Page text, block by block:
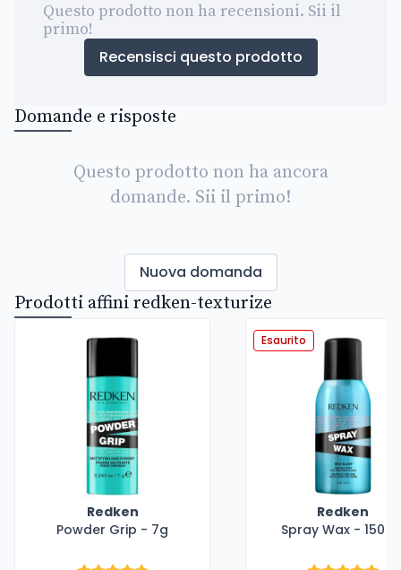
Questo prodotto non ha recensioni. Sii il
primo!
Recensisci questo prodotto
Domande e risposte
Questo prodotto non ha ancora
domande. Sii il primo!
Nuova domanda
Prodotti affini redken-texturize
Redken
Powder Grip - 7g
Esaurito
Redken
Spray Wax - 150